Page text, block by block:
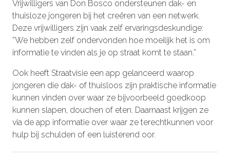
Vrijwilligers van Don Bosco ondersteunen dak- en
thuisloze jongeren bij het creëren van een netwerk.
Deze vrijwilligers zijn vaak zelf ervaringsdeskundige:
”We hebben zelf ondervonden hoe moeilijk het is om
informatie te vinden als je op straat komt te staan.”
Ook heeft Straatvisie een app gelanceerd waarop
jongeren die dak- of thuisloos zijn praktische informatie
kunnen vinden over waar ze bijvoorbeeld goedkoop
kunnen slapen, douchen of eten. Daarnaast krijgen ze
via de app informatie over waar ze terechtkunnen voor
hulp bij schulden of een luisterend oor.